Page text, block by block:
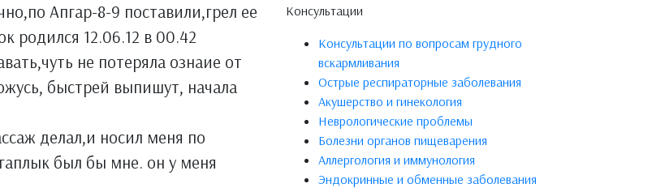
Апгар-8-9 поставили,грел ее
родился 12.06.12 в 00.42
не потеряла ознаие от
быстрей выпишут, начала
делал,и носил меня по
был бы мне. он у меня
Консультации
Консультации по вопросам грудного
вскармливания
Острые респираторные заболевания
Акушерство и гинекология
Неврологические проблемы
Болезни органов пищеварения
Аллергология и иммунология
Эндокринные и обменные заболевания